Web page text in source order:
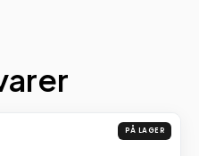
PÅ LAGER